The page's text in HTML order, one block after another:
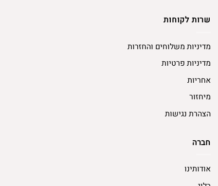
שרות לקוחות
מדיניות משלוחים והחזרות
מדיניות פרטיות
אחריות
מיחזור
הצהרת נגישות
חברה
אודותינו